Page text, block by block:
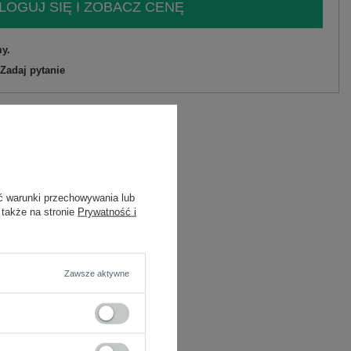
SIĘ I ZOBACZ CENĘ
Zadaj pytanie
warunki przechowywania lub
na stronie Prywatność i
Zawsze aktywne